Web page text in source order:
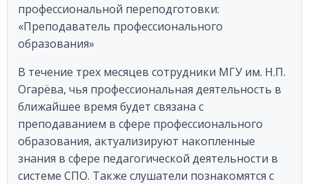
профессиональной переподготовки:
«Преподаватель профессионального
образования»
В течение трех месяцев сотрудники МГУ им. Н.П.
Огарёва, чья профессиональная деятельность в
ближайшее время будет связана с
преподаванием в сфере профессионального
образования, актуализируют накопленные
знания в сфере педагогической деятельности в
системе СПО. Также слушатели познакомятся с